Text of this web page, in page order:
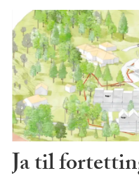
Ja til